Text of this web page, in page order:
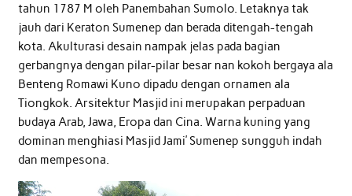
tahun 1787 M oleh Panembahan Sumolo. Letaknya tak
jauh dari Keraton Sumenep dan berada ditengah-tengah
kota. Akulturasi desain nampak jelas pada bagian
gerbangnya dengan pilar-pilar besar nan kokoh bergaya ala
Benteng Romawi Kuno dipadu dengan ornamen ala
Tiongkok. Arsitektur Masjid ini merupakan perpaduan
budaya Arab, Jawa, Eropa dan Cina. Warna kuning yang
dominan menghiasi Masjid Jami’ Sumenep sungguh indah
dan mempesona.